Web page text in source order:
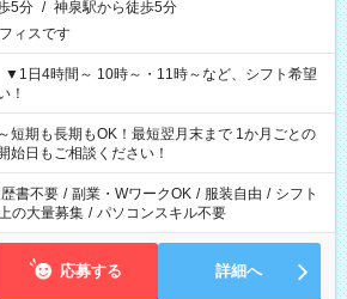
5分 / 神泉駅から徒歩5分
ィスです
日4時間～ 10時～・11時～など、シフト希望
！
短期も長期もOK！最短翌月末まで 1か月ごとの
始日もご相談ください！
書不要 / 副業・WワークOK / 服装自由 / シフト
の大量募集 / パソコンスキル不要
応募する 詳細へ